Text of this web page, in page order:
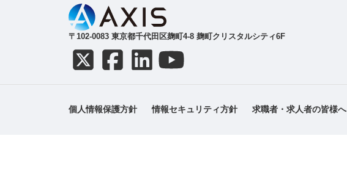
〒102-0083 東京都千代田区麹町4-8 麹町クリスタルシティ6F
個人情報保護方針 情報セキュリティ方針 求職者・求人者の皆様へ